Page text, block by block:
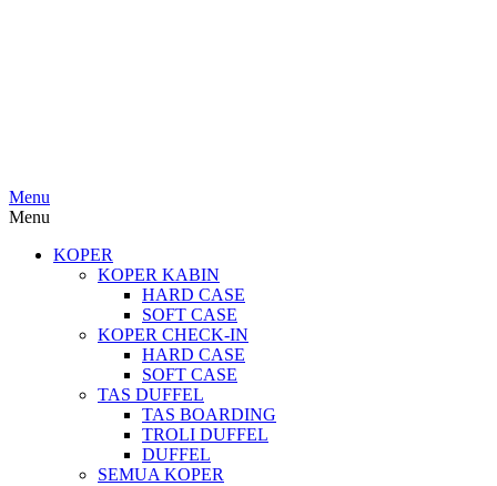
Menu
Menu
KOPER
KOPER KABIN
HARD CASE
SOFT CASE
KOPER CHECK-IN
HARD CASE
SOFT CASE
TAS DUFFEL
TAS BOARDING
TROLI DUFFEL
DUFFEL
SEMUA KOPER